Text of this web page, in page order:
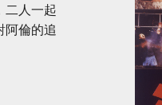
二人一起
阿倫的追